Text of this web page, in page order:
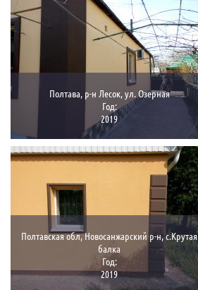
Полтава, р-н Лесок, ул. Озерная
Год:
2019
Полтавская обл, Новосанжарский р-н, с.Крутая
балка
Год:
2019